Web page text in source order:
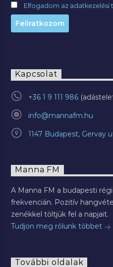
Elfogadom az adatkezelési
Kapcsolat
+36 1 9 111 986
info@mannafm.hu
1147 Budapest, Gervay
Manna FM
A Manna FM a budapesti
frekvencián. Pozitív
zenékkel töltjük fel a napjait.
Tudjon meg rólunk többet
További oldalak